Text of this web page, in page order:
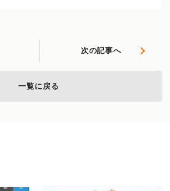
次の記事へ
一覧に戻る